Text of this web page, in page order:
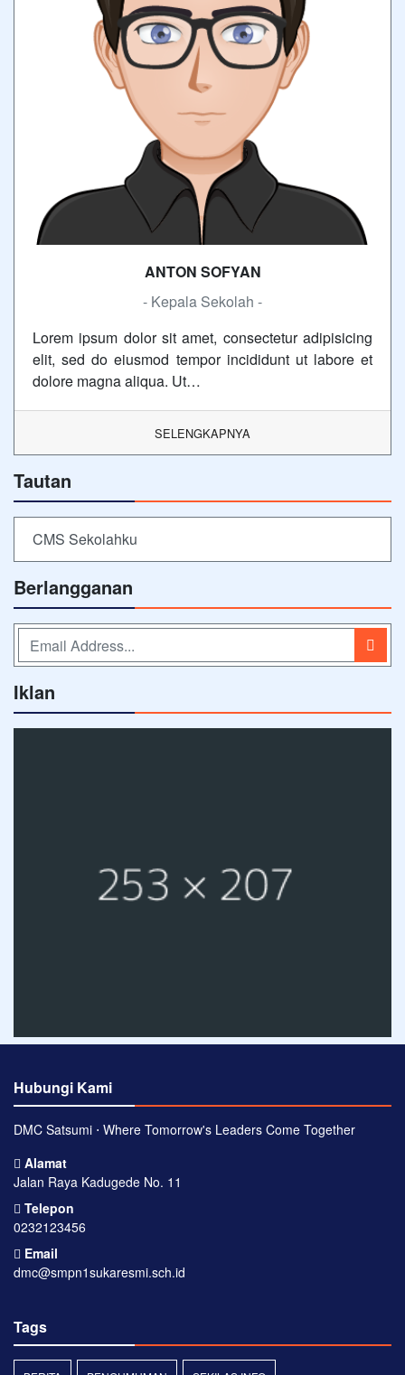
ANTON SOFYAN
- Kepala Sekolah -
Lorem ipsum dolor sit amet, consectetur adipisicing
elit, sed do eiusmod tempor incididunt ut labore et
dolore magna aliqua. Ut…
SELENGKAPNYA
Tautan
CMS Sekolahku
Berlangganan
Iklan
Hubungi Kami
DMC Satsumi ⋅ Where Tomorrow's Leaders Come Together
Alamat
Jalan Raya Kadugede No. 11
Telepon
0232123456
Email
dmc@smpn1sukaresmi.sch.id
Tags